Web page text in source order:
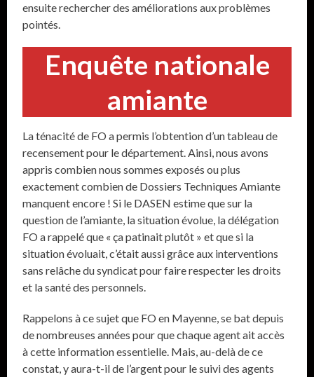
ensuite rechercher des améliorations aux problèmes
pointés.
Enquête nationale
amiante
La ténacité de FO a permis l’obtention d’un tableau de
recensement pour le département. Ainsi, nous avons
appris combien nous sommes exposés ou plus
exactement combien de Dossiers Techniques Amiante
manquent encore ! Si le DASEN estime que sur la
question de l’amiante, la situation évolue, la délégation
FO a rappelé que « ça patinait plutôt » et que si la
situation évoluait, c’était aussi grâce aux interventions
sans relâche du syndicat pour faire respecter les droits
et la santé des personnels.
Rappelons à ce sujet que FO en Mayenne, se bat depuis
de nombreuses années pour que chaque agent ait accès
à cette information essentielle. Mais, au-delà de ce
constat, y aura-t-il de l’argent pour le suivi des agents